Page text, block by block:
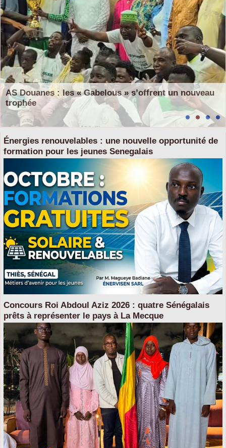
AS Douanes : les « Gabelous » s’offrent un nouveau
trophée
​Énergies renouvelables : une nouvelle opportunité de
formation pour les jeunes Senegalais
Concours Roi Abdoul Aziz 2026 : quatre Sénégalais
prêts à représenter le pays à La Mecque